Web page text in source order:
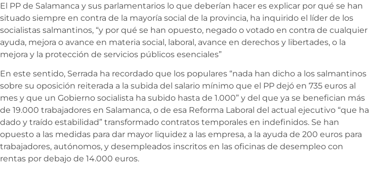
El PP de Salamanca y sus parlamentarios lo que deberían hacer es explicar por qué se han
situado siempre en contra de la mayoría social de la provincia, ha inquirido el líder de los
socialistas salmantinos, “y por qué se han opuesto, negado o votado en contra de cualquier
ayuda, mejora o avance en materia social, laboral, avance en derechos y libertades, o la
mejora y la protección de servicios públicos esenciales”
En este sentido, Serrada ha recordado que los populares “nada han dicho a los salmantinos
sobre su oposición reiterada a la subida del salario mínimo que el PP dejó en 735 euros al
mes y que un Gobierno socialista ha subido hasta de 1.000” y del que ya se benefician más
de 19.000 trabajadores en Salamanca, o de esa Reforma Laboral del actual ejecutivo “que ha
dado y traído estabilidad” transformado contratos temporales en indefinidos. Se han
opuesto a las medidas para dar mayor liquidez a las empresa, a la ayuda de 200 euros para
trabajadores, autónomos, y desempleados inscritos en las oficinas de desempleo con
rentas por debajo de 14.000 euros.